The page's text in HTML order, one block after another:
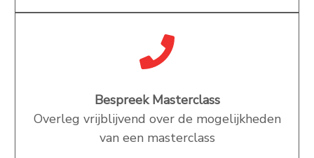
Bespreek Masterclass
Overleg vrijblijvend over de mogelijkheden
van een masterclass